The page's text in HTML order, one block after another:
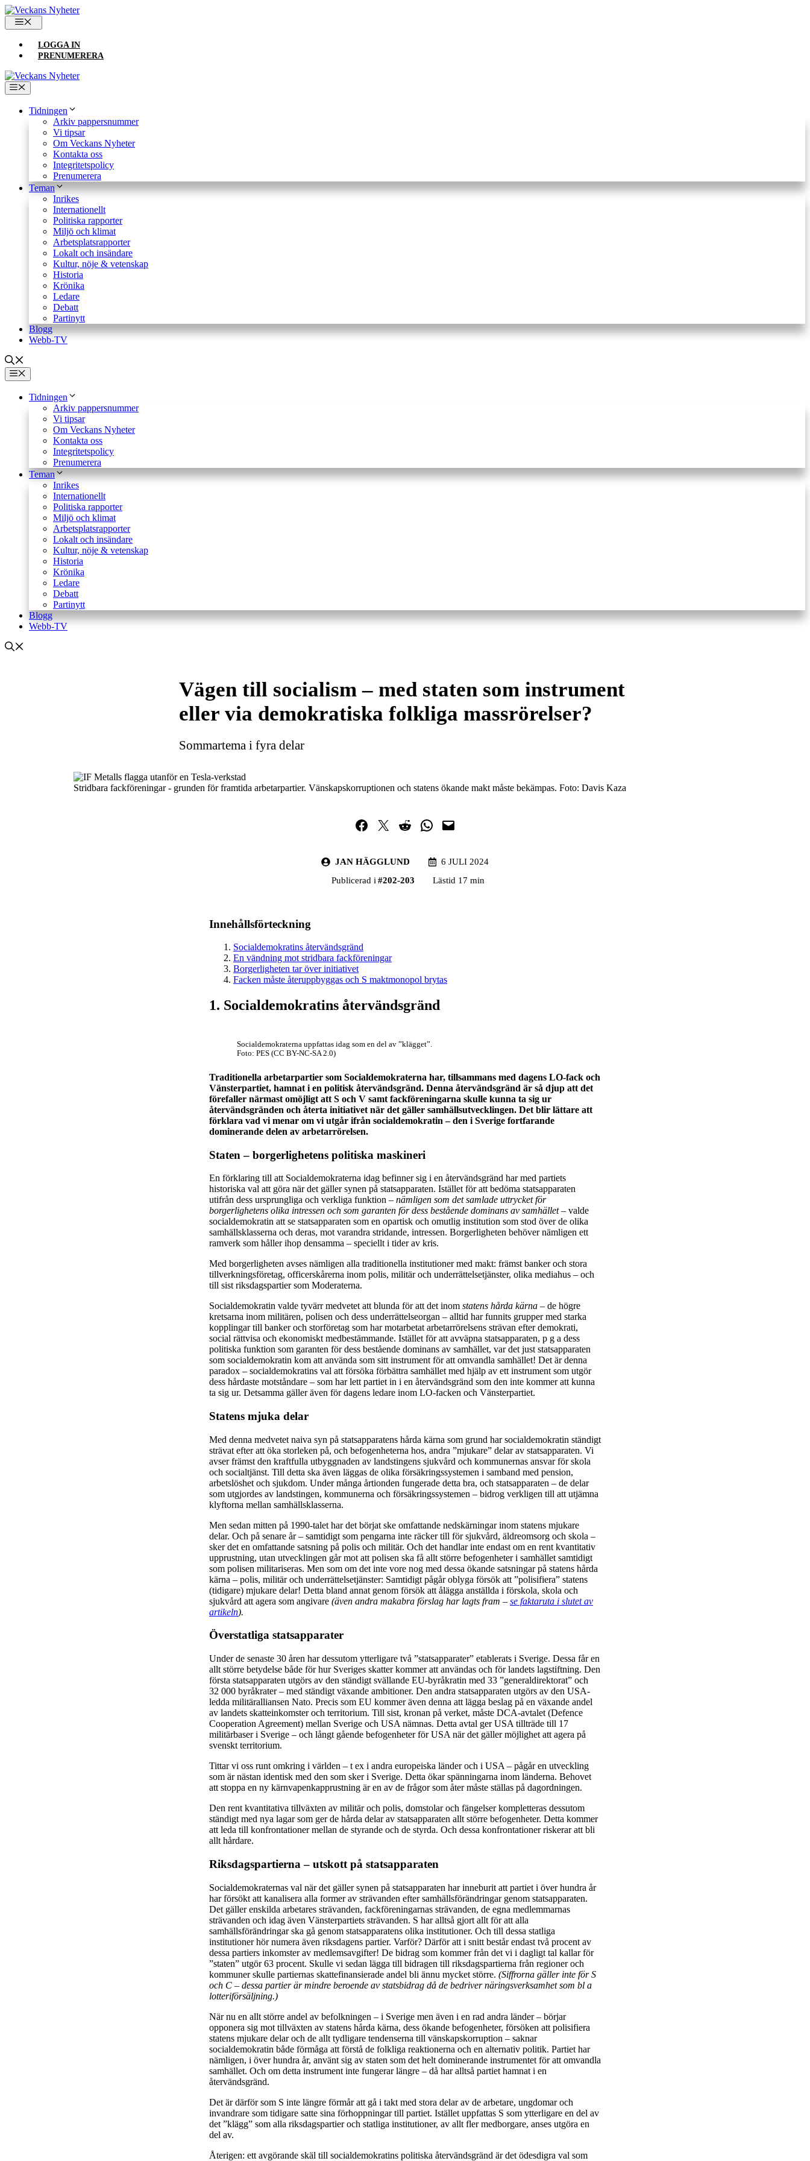
Hoppa
till
innehåll
LOGGA IN
PRENUMERERA
Meny
Tidningen
Arkiv pappersnummer
Vi tipsar
Om Veckans Nyheter
Kontakta oss
Integritetspolicy
Prenumerera
Teman
Inrikes
Internationellt
Politiska rapporter
Miljö och klimat
Arbetsplatsrapporter
Lokalt och insändare
Kultur, nöje & vetenskap
Historia
Krönika
Ledare
Debatt
Partinytt
Blogg
Webb-TV
Meny
Tidningen
Arkiv pappersnummer
Vi tipsar
Om Veckans Nyheter
Kontakta oss
Integritetspolicy
Prenumerera
Teman
Inrikes
Internationellt
Politiska rapporter
Miljö och klimat
Arbetsplatsrapporter
Lokalt och insändare
Kultur, nöje & vetenskap
Historia
Krönika
Ledare
Debatt
Partinytt
Blogg
Webb-TV
Vägen till socialism – med staten som instrument
eller via demokratiska folkliga massrörelser?
Sommartema i fyra delar
Stridbara fackföreningar - grunden för framtida arbetarpartier. Vänskapskorruptionen och statens ökande makt måste bekämpas. Foto: Davis Kaza
Dela på Facebook
Dela på TwitterDela på RedditDela i WhatsApp
Maila en länk
JAN HÄGGLUND
6 JULI 2024
Publicerad i #202-203 Lästid 17 min
Innehållsförteckning
Socialdemokratins återvändsgränd
En vändning mot stridbara fackföreningar
Borgerligheten tar över initiativet
Facken måste återuppbyggas och S maktmonopol brytas
1. Socialdemokratins återvändsgränd
Socialdemokraterna uppfattas idag som en del av ”klägget”.
Foto: PES (CC BY-NC-SA 2.0)
Traditionella arbetarpartier som Socialdemokraterna har, tillsammans med dagens LO-fack och
Vänsterpartiet, hamnat i en politisk återvändsgränd. Denna återvändsgränd är så djup att det
förefaller närmast omöjligt att S och V samt fackföreningarna skulle kunna ta sig ur
återvändsgränden och återta initiativet när det gäller samhällsutvecklingen. Det blir lättare att
förklara vad vi menar om vi utgår ifrån socialdemokratin – den i Sverige fortfarande
dominerande delen av arbetarrörelsen.
Staten – borgerlighetens politiska maskineri
En förklaring till att Socialdemokraterna idag befinner sig i en återvändsgränd har med partiets
historiska val att göra när det gäller synen på statsapparaten. Istället för att bedöma statsapparaten
utifrån dess ursprungliga och verkliga funktion – nämligen som det samlade uttrycket för
borgerlighetens olika intressen och som garanten för dess bestående dominans av samhället– valde
socialdemokratin att se statsapparaten som en opartisk och omutlig institution som stod över de olika
samhällsklasserna och deras, mot varandra stridande, intressen. Borgerligheten behöver nämligen ett
ramverk som håller ihop densamma – speciellt i tider av kris.
Med borgerligheten avses nämligen alla traditionella institutioner med makt: främst banker och stora
tillverkningsföretag, officerskårerna inom polis, militär och underrättelsetjänster, olika mediahus – och
till sist riksdagspartier som Moderaterna.
Socialdemokratin valde tyvärr medvetet att blunda för att det inom statens hårda kärna – de högre
kretsarna inom militären, polisen och dess underrättelseorgan – alltid har funnits grupper med starka
kopplingar till banker och storföretag som har motarbetat arbetarrörelsens strävan efter demokrati,
social rättvisa och ekonomiskt medbestämmande. Istället för att avväpna statsapparaten, p g a dess
politiska funktion som garanten för dess bestående dominans av samhället, var det just statsapparaten
som socialdemokratin kom att använda som sitt instrument för att omvandla samhället! Det är denna
paradox – socialdemokratins val att försöka förbättra samhället med hjälp av ett instrument som utgör
dess hårdaste motståndare – som har lett partiet in i en återvändsgränd som den inte kommer att kunna
ta sig ur. Detsamma gäller även för dagens ledare inom LO-facken och Vänsterpartiet.
Statens mjuka delar
Med denna medvetet naiva syn på statsapparatens hårda kärna som grund har socialdemokratin ständigt
strävat efter att öka storleken på, och befogenheterna hos, andra ”mjukare” delar av statsapparaten. Vi
avser främst den kraftfulla utbyggnaden av landstingens sjukvård och kommunernas ansvar för skola
och socialtjänst. Till detta ska även läggas de olika försäkringssystemen i samband med pension,
arbetslöshet och sjukdom. Under många årtionden fungerade detta bra, och statsapparaten – de delar
som utgjordes av landstingen, kommunerna och försäkringssystemen – bidrog verkligen till att utjämna
klyftorna mellan samhällsklasserna.
Men sedan mitten på 1990-talet har det börjat ske omfattande nedskärningar inom statens mjukare
delar. Och på senare år – samtidigt som pengarna inte räcker till för sjukvård, äldreomsorg och skola –
sker det en omfattande satsning på polis och militär. Och det handlar inte endast om en rent kvantitativ
upprustning, utan utvecklingen går mot att polisen ska få allt större befogenheter i samhället samtidigt
som polisen militariseras. Men som om det inte vore nog med dessa ökande satsningar på statens hårda
kärna – polis, militär och underrättelsetjänster: Samtidigt pågår oblyga försök att ”polisifiera” statens
(tidigare) mjukare delar! Detta bland annat genom försök att ålägga anställda i förskola, skola och
sjukvård att agera som angivare (även andra makabra förslag har lagts fram – se faktaruta i slutet av
artikeln).
Överstatliga statsapparater
Under de senaste 30 åren har dessutom ytterligare två ”statsapparater” etablerats i Sverige. Dessa får en
allt större betydelse både för hur Sveriges skatter kommer att användas och för landets lagstiftning. Den
första statsapparaten utgörs av den ständigt svällande EU-byråkratin med 33 ”generaldirektorat” och
32 000 byråkrater – med ständigt växande ambitioner. Den andra statsapparaten utgörs av den USA-
ledda militäralliansen Nato. Precis som EU kommer även denna att lägga beslag på en växande andel
av landets skatteinkomster och territorium. Till sist, kronan på verket, måste DCA-avtalet (Defence
Cooperation Agreement) mellan Sverige och USA nämnas. Detta avtal ger USA tillträde till 17
militärbaser i Sverige – och långt gående befogenheter för USA när det gäller möjlighet att agera på
svenskt territorium.
Tittar vi oss runt omkring i världen – t ex i andra europeiska länder och i USA – pågår en utveckling
som är nästan identisk med den som sker i Sverige. Detta ökar spänningarna inom länderna. Behovet
att stoppa en ny kärnvapenkapprustning är en av de frågor som åter måste ställas på dagordningen.
Den rent kvantitativa tillväxten av militär och polis, domstolar och fängelser kompletteras dessutom
ständigt med nya lagar som ger de hårda delar av statsapparaten allt större befogenheter. Detta kommer
att leda till konfrontationer mellan de styrande och de styrda. Och dessa konfrontationer riskerar att bli
allt hårdare.
Riksdagspartierna – utskott på statsapparaten
Socialdemokraternas val när det gäller synen på statsapparaten har inneburit att partiet i över hundra år
har försökt att kanalisera alla former av strävanden efter samhällsförändringar genom statsapparaten.
Det gäller enskilda arbetares strävanden, fackföreningarnas strävanden, de egna medlemmarnas
strävanden och idag även Vänsterpartiets strävanden. S har alltså gjort allt för att alla
samhällsförändringar ska gå genom statsapparatens olika institutioner. Och till dessa statliga
institutioner hör numera även riksdagens partier. Varför? Därför att i snitt består endast två procent av
dessa partiers inkomster av medlemsavgifter! De bidrag som kommer från det vi i dagligt tal kallar för
”staten” utgör 63 procent. Skulle vi sedan lägga till bidragen till riksdagspartierna från regioner och
kommuner skulle partiernas skattefinansierade andel bli ännu mycket större. (Siffrorna gäller inte för S
och C – dessa partier är mindre beroende av statsbidrag då de bedriver näringsverksamhet som bl a
lotteriförsäljning.)
När nu en allt större andel av befolkningen – i Sverige men även i en rad andra länder – börjar
opponera sig mot tillväxten av statens hårda kärna, dess ökande befogenheter, försöken att polisifiera
statens mjukare delar och de allt tydligare tendenserna till vänskapskorruption – saknar
socialdemokratin både förmåga att förstå de folkliga reaktionerna och en alternativ politik. Partiet har
nämligen, i över hundra år, använt sig av staten som det helt dominerande instrumentet för att omvandla
samhället. Och om detta instrument inte fungerar längre – då har alltså partiet hamnat i en
återvändsgränd.
Det är därför som S inte längre förmår att gå i takt med stora delar av de arbetare, ungdomar och
invandrare som tidigare satte sina förhoppningar till partiet. Istället uppfattas S som ytterligare en del av
det ”klägg” som alla riksdagspartier och statliga institutioner, av allt fler medborgare, anses utgöra en
del av.
Återigen: ett avgörande skäl till socialdemokratins politiska återvändsgränd är det ödesdigra val som